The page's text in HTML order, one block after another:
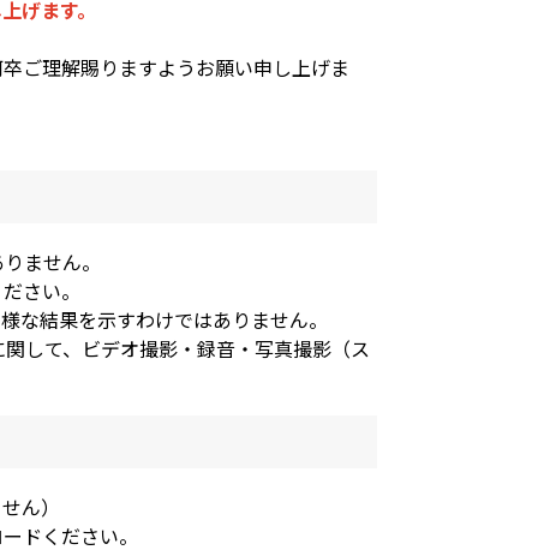
げます。
ご理解賜りますようお願い申し上げま
ません。
さい。
結果を示すわけではありません。
して、ビデオ撮影・録音・写真撮影（ス
ん）
ドください。